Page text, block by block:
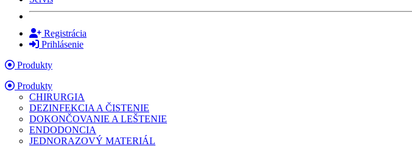
Registrácia
Prihlásenie
Produkty
Produkty
CHIRURGIA
DEZINFEKCIA A ČISTENIE
DOKONČOVANIE A LEŠTENIE
ENDODONCIA
JEDNORAZOVÝ MATERIÁL